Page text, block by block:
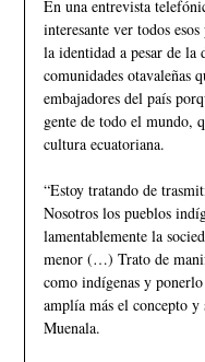
En una entrevista
interesante ver todos
la identidad a pesar de la
comunidades otavaleñas
embajadores del país
gente de todo el mundo,
cultura ecuatoriana.
“Estoy tratando de
Nosotros los pueblos
lamentablemente la
menor (…) Trato de
como indígenas y
amplía más el concepto y
Muenala.